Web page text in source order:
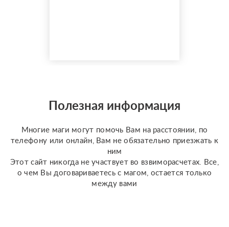
отношения, чувства,
любовь; ????
с человеком; ???...
Полезная информация
Многие маги могут помочь Вам на расстоянии, по
телефону или онлайн, Вам не обязательно приезжать к
ним
Этот сайт никогда не участвует во взвиморасчетах. Все,
о чем Вы договариваетесь с магом, остается только
между вами